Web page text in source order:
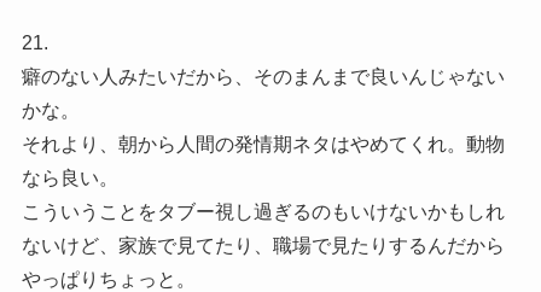
21.
癖のない人みたいだから、そのまんまで良いんじゃない
かな。
それより、朝から人間の発情期ネタはやめてくれ。動物
なら良い。
こういうことをタブー視し過ぎるのもいけないかもしれ
ないけど、家族で見てたり、職場で見たりするんだから
やっぱりちょっと。